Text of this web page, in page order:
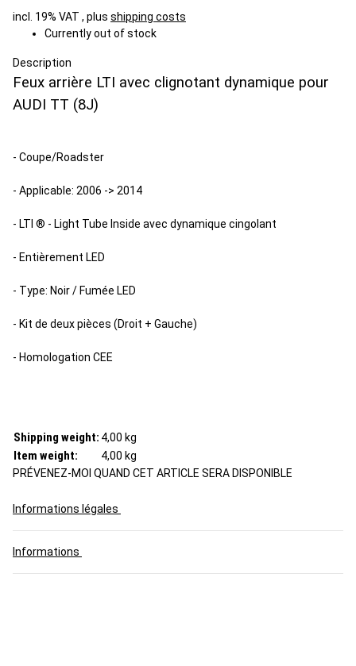
incl. 19% VAT , plus shipping costs
Currently out of stock
Description
Feux arrière LTI avec clignotant dynamique pour
AUDI TT (8J)
- Coupe/Roadster
- Applicable: 2006 -> 2014
- LTI ® - Light Tube Inside avec dynamique cingolant
- Entièrement LED
- Type: Noir / Fumée LED
- Kit de deux pièces (Droit + Gauche)
- Homologation CEE
Shipping weight: 4,00 kg
Item weight: 4,00 kg
PRÉVENEZ-MOI QUAND CET ARTICLE SERA DISPONIBLE
Informations légales
Informations